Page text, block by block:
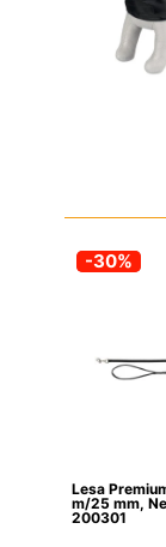
-30%
Lesa
m/25 mm,
200301